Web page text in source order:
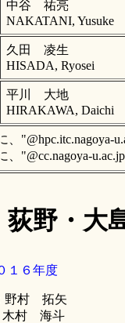
中谷 祐亮
NAKATANI, Yusuke
久田 凌生
HISADA, Ryosei
平川 大地
HIRAKAWA, Daichi
、"@hpc.itc.nagoya-
、"@cc.nagoya-
荻野・
１６年度
野村 拓矢
木村 海斗